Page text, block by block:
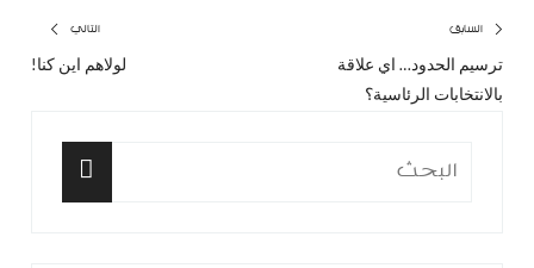
تصفّح
المقالات
السابق
المقال
ترسيم الحدود… اي علاقة
بالانتخابات الرئاسية؟
التالي
لولاهم اين كنا!
البحث